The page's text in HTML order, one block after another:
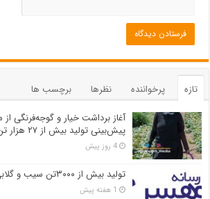
تازه پرخواننده نظرها
برچسب ها
آغاز برداشت خیار و گوجه‌فرنگی
پیش‌بینی تولید بیش از ۲۷ هزار تن محصول
4 روز پیش
تولید بیش از ۳۰۰۰تن سیب و گلابی در شهرستان کوهسرخ
1 هفته پیش